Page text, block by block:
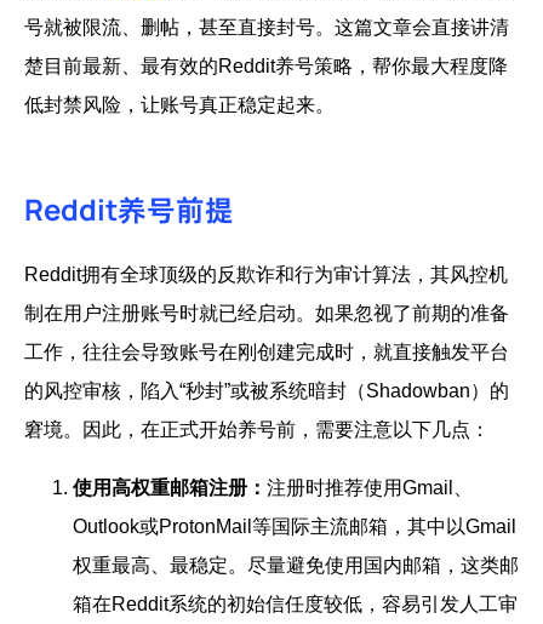
号就被限流、删帖，甚至直接封号。这篇文章会直接讲清
楚目前最新、最有效的Reddit养号策略，帮你最大程度降
低封禁风险，让账号真正稳定起来。
Reddit养号前提
Reddit拥有全球顶级的反欺诈和行为审计算法，其风控机
制在用户注册账号时就已经启动。如果忽视了前期的准备
工作，往往会导致账号在刚创建完成时，就直接触发平台
的风控审核，陷入“秒封”或被系统暗封（Shadowban）的
窘境。因此，在正式开始养号前，需要注意以下几点：
使用高权重邮箱注册： 注册时推荐使用Gmail、
Outlook或ProtonMail等国际主流邮箱，其中以Gmail
权重最高、最稳定。尽量避免使用国内邮箱，这类邮
箱在Reddit系统的初始信任度较低，容易引发人工审